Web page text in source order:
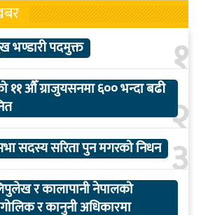
१
भण्डारी पदमुक्त
२
११ औँ ग्राजुयसनमा ६०० भन्दा बढी
३
सदस्य सरिता पुन मगरको निधन
र कालापानी नेपालको
र कानुनी अधिकारमा